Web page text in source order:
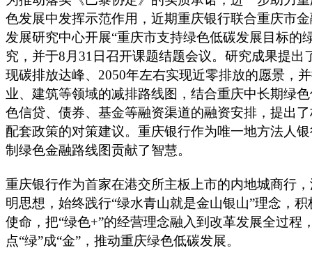
色发展中发挥示范作用，近期重庆银行联合重庆市
发展研究中心开展“重庆市支持绿色低碳发展目标的
究，并于8月31日召开课题结题会议。研究成果提出
现碳排放达峰、2050年左右实现近零排放的愿景，
业、建筑等领域的减排路线图，结合重庆中长期绿
色信贷、债券、基金等融资渠道的融资安排，提出
配套政策的对策建议。重庆银行作为唯一地方法人
制绿色金融路线图贡献了智慧。
重庆银行作为首家在港交所主板上市的内地城商行
明思想，始终践行“绿水青山就是金山银山”理念，
使命，把“绿色+”的经营理念融入到改革发展全过程
点“绿”成“金”，推动重庆绿色低碳发展。